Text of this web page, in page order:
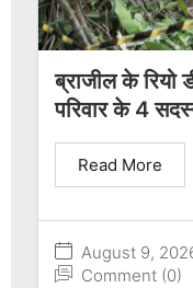
ब्राजील के रियो
परिवार के 4
August 9,
Comment (0)
Read More